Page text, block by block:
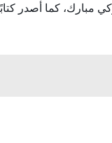
كما أصدر